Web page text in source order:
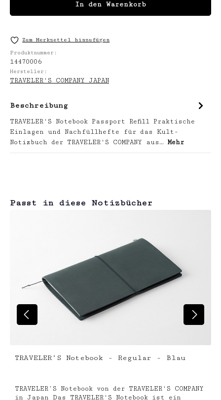
In den Warenkorb
Zum Merkzettel hinzufügen
Produktnummer:
14470006
Hersteller:
TRAVELER'S COMPANY JAPAN
Beschreibung
TRAVELER'S Notebook Passport Refill Praktische
Einlagen und Nachfüllhefte für das Kult-
Notizbuch der TRAVELER'S COMPANY aus… Mehr
Produktgalerie überspringen
Passt in diese Notizbücher
TRAVELER’S Notebook - Regular - Blau
TRAVELER’S Notebook von der TRAVELER'S COMPANY
in Japan Das TRAVELER'S Notebook ist ein